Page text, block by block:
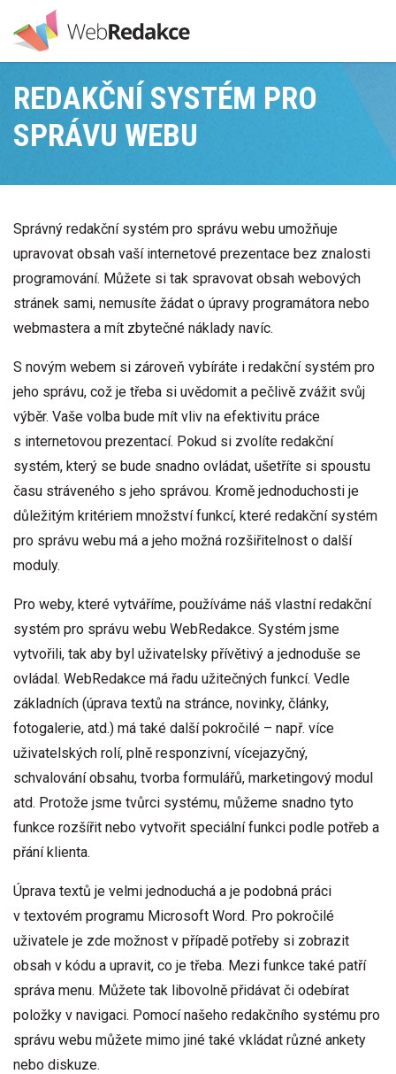
REDAKČNÍ SYSTÉM PRO
SPRÁVU WEBU
Správný redakční systém pro správu webu umožňuje
upravovat obsah vaší internetové prezentace bez znalosti
programování. Můžete si tak spravovat obsah webových
stránek sami, nemusíte žádat o úpravy programátora nebo
webmastera a mít zbytečné náklady navíc.
S novým webem si zároveň vybíráte i redakční systém pro
jeho správu, což je třeba si uvědomit a pečlivě zvážit svůj
výběr. Vaše volba bude mít vliv na efektivitu práce
s internetovou prezentací. Pokud si zvolíte redakční
systém, který se bude snadno ovládat, ušetříte si spoustu
času stráveného s jeho správou. Kromě jednoduchosti je
důležitým kritériem množství funkcí, které redakční systém
pro správu webu má a jeho možná rozšiřitelnost o další
moduly.
Pro weby, které vytváříme, používáme náš vlastní redakční
systém pro správu webu WebRedakce. Systém jsme
vytvořili, tak aby byl uživatelsky přívětivý a jednoduše se
ovládal. WebRedakce má řadu užitečných funkcí. Vedle
základních (úprava textů na stránce, novinky, články,
fotogalerie, atd.) má také další pokročilé – např. více
uživatelských rolí, plně responzivní, vícejazyčný,
schvalování obsahu, tvorba formulářů, marketingový modul
atd. Protože jsme tvůrci systému, můžeme snadno tyto
funkce rozšířit nebo vytvořit speciální funkci podle potřeb a
přání klienta.
Úprava textů je velmi jednoduchá a je podobná práci
v textovém programu Microsoft Word. Pro pokročilé
uživatele je zde možnost v případě potřeby si zobrazit
obsah v kódu a upravit, co je třeba. Mezi funkce také patří
správa menu. Můžete tak libovolně přidávat či odebírat
položky v navigaci. Pomocí našeho redakčního systému pro
správu webu můžete mimo jiné také vkládat různé ankety
nebo diskuze.